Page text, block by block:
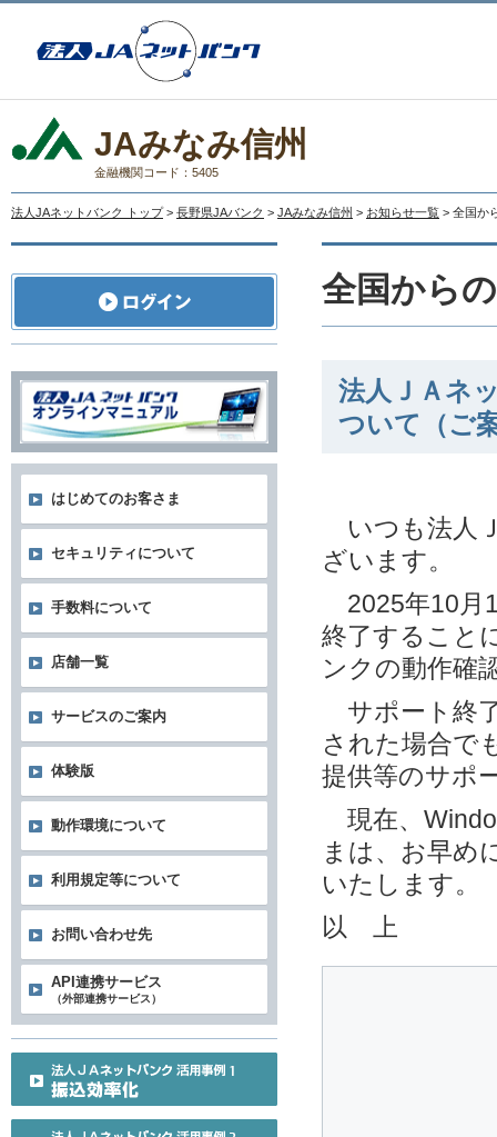
JAみなみ信州
金融機関コード：5405
法人JAネットバンク トップ > 長野県JAバンク > JAみなみ信州 > お知らせ一覧 > 全国か
全国から
法人ＪＡネ
ついて（ご
いつも法人
ざいます。
2025年10月
終了すること
ンクの動作確
サポート終
された場合で
提供等のサポ
現在、
まは、お早め
いたします。
以 上
はじめてのお客さま
セキュリティについて
手数料について
店舗一覧
サービスのご案内
体験版
動作環境について
利用規定等について
お問い合わせ先
API連携サービス
（外部連携サービス）